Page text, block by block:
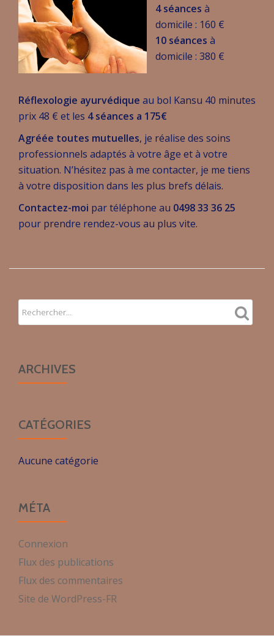
4 séances à
domicile : 160 €
10 séances à
domicile : 380 €
Réflexologie ayurvédique au bol Kansu 40 minutes
prix 48 € et les 4 séances a 175€
Agréée toutes mutuelles, je réalise des soins
professionnels adaptés à votre âge et à votre
situation. N’hésitez pas à me contacter, je me tiens
à votre disposition dans les plus brefs délais.
Contactez-moi par téléphone au 0498 33 36 25
pour prendre rendez-vous au plus vite.
ARCHIVES
CATÉGORIES
Aucune catégorie
MÉTA
Connexion
Flux des publications
Flux des commentaires
Site de WordPress-FR